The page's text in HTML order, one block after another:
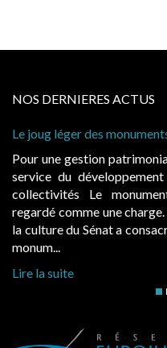
NOS DERNIERES ACTUS
Le joug léger des
Pour une gestion
service du
collectivités Le
regardé comme une
la culture du Sénat a
monum...
Lire la suite